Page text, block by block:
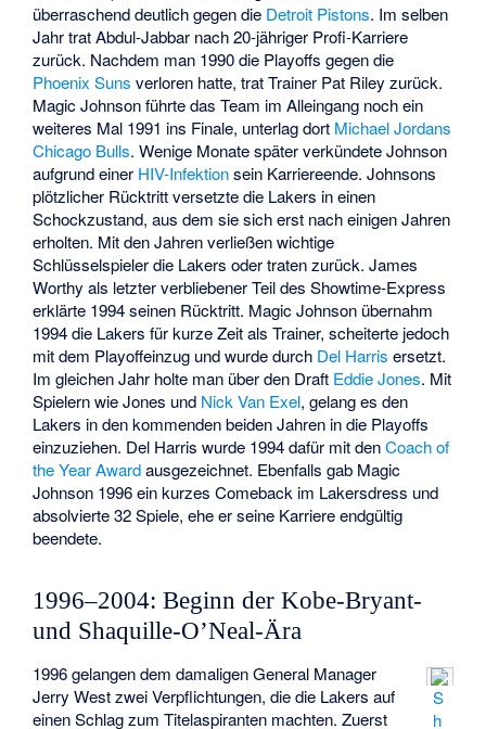
überraschend deutlich gegen die Detroit Pistons. Im selben
Jahr trat Abdul-Jabbar nach 20-jähriger Profi-Karriere
zurück. Nachdem man 1990 die Playoffs gegen die
Phoenix Suns verloren hatte, trat Trainer Pat Riley zurück.
Magic Johnson führte das Team im Alleingang noch ein
weiteres Mal 1991 ins Finale, unterlag dort Michael Jordans
Chicago Bulls. Wenige Monate später verkündete Johnson
aufgrund einer HIV-Infektionsein Karriereende. Johnsons
plötzlicher Rücktritt versetzte die Lakers in einen
Schockzustand, aus dem sie sich erst nach einigen Jahren
erholten. Mit den Jahren verließen wichtige
Schlüsselspieler die Lakers oder traten zurück. James
Worthy als letzter verbliebener Teil des Showtime-Express
erklärte 1994 seinen Rücktritt. Magic Johnson übernahm
1994 die Lakers für kurze Zeit als Trainer, scheiterte jedoch
mit dem Playoffeinzug und wurde durch Del Harris ersetzt.
Im gleichen Jahr holte man über den Draft Eddie Jones. Mit
Spielern wie Jones und Nick Van Exel, gelang es den
Lakers in den kommenden beiden Jahren in die Playoffs
einzuziehen. Del Harris wurde 1994 dafür mit denCoach of
the Year Awardausgezeichnet. Ebenfalls gab Magic
Johnson 1996 ein kurzes Comeback im Lakersdress und
absolvierte 32 Spiele, ehe er seine Karriere endgültig
beendete.
1996–2004: Beginn der Kobe-Bryant-
und Shaquille-O’Neal-Ära
S
h
1996 gelangen dem damaligen General Manager
Jerry West zwei Verpflichtungen, die die Lakers auf
einen Schlag zum Titelaspiranten machten. Zuerst